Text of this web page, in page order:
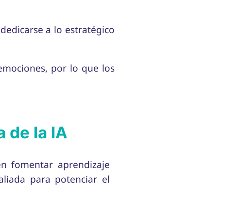
a lo estratégico
por lo que los
de la IA
fomentar aprendizaje
para potenciar el